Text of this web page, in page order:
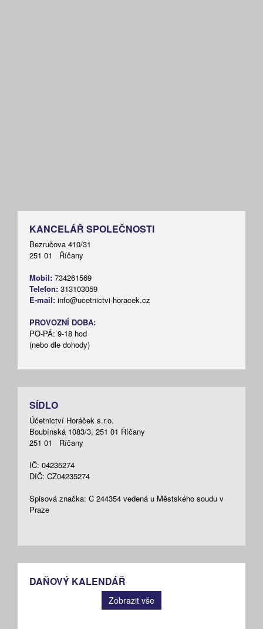
KANCELÁŘ SPOLEČNOSTI
Bezručova 410/31
251 01 Říčany
Mobil: 734261569
Telefon: 313103059
E-mail: info@ucetnictvi-horacek.cz
PROVOZNÍ DOBA:
PO-PÁ: 9-18 hod
(nebo dle dohody)
SÍDLO
Účetnictví Horáček s.r.o.
Boubínská 1083/3, 251 01 Říčany
251 01 Říčany
IČ: 04235274
DIČ: CZ04235274
Spisová značka: C 244354 vedená u Městského soudu v
Praze
DAŇOVÝ KALENDÁŘ
Zobrazit vše